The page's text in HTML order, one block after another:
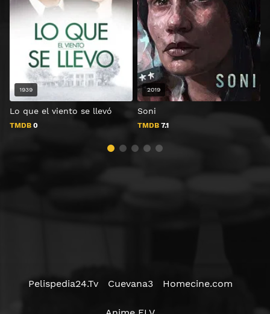
Lo que el viento se llevó
TMDB 0
1939
Soni
TMDB 7.1
2019
Pelispedia24.Tv Cuevana3 Homecine.com